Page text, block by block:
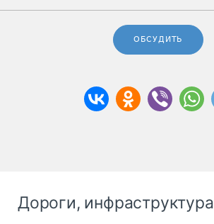
ОБСУДИТЬ
Дороги, инфраструктура